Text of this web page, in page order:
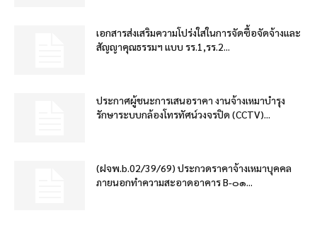
เอกสารส่งเสริมความโปร่งใสในการจัดซื้อจัดจ้างและ
สัญญาคุณธรรมฯ แบบ รร.1,รร.2...
ประกาศผู้ชนะการเสนอราคา งานจ้างเหมาบำรุง
รักษาระบบกล้องโทรทัศน์วงจรปิด (CCTV)...
(ฝจพ.b.02/39/69) ประกวดราคาจ้างเหมาบุคคล
ภายนอกทำความสะอาดอาคาร B-๐๑...